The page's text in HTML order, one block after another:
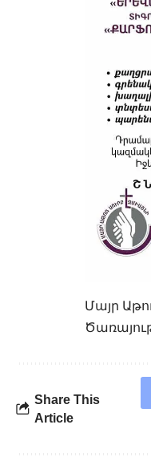
Մայր
Share This
Article